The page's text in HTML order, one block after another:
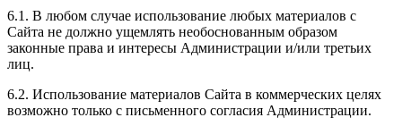
6.1. В любом случае использование любых материалов с
Сайта не должно ущемлять необоснованным образом
законные права и интересы Администрации и/или третьих
лиц.
6.2. Использование материалов Сайта в коммерческих целях
возможно только с письменного согласия Администрации.